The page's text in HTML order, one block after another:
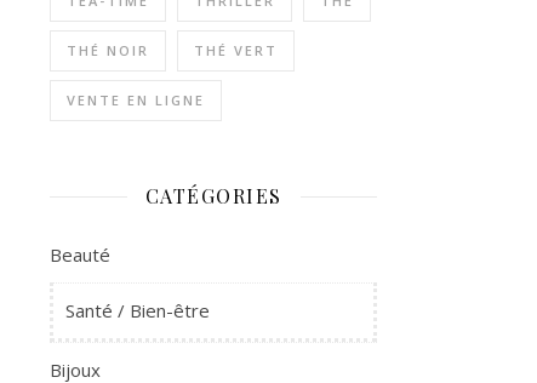
THÉ NOIR THÉ VERT
VENTE EN LIGNE
CATÉGORIES
Beauté
Santé / Bien-être
Bijoux